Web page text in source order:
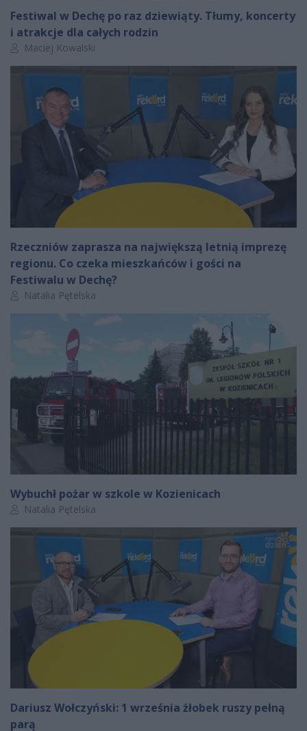
Festiwal w Dechę po raz dziewiąty. Tłumy, koncerty
i atrakcje dla całych rodzin
Autor artykułu:
Maciej Kowalski
Rzeczniów zaprasza na największą letnią imprezę
regionu. Co czeka mieszkańców i gości na
Festiwalu w Dechę?
Autor artykułu:
Natalia Pętelska
Wybuchł pożar w szkole w Kozienicach
Autor artykułu:
Natalia Pętelska
Dariusz Wołczyński: 1 września żłobek ruszy pełną
parą